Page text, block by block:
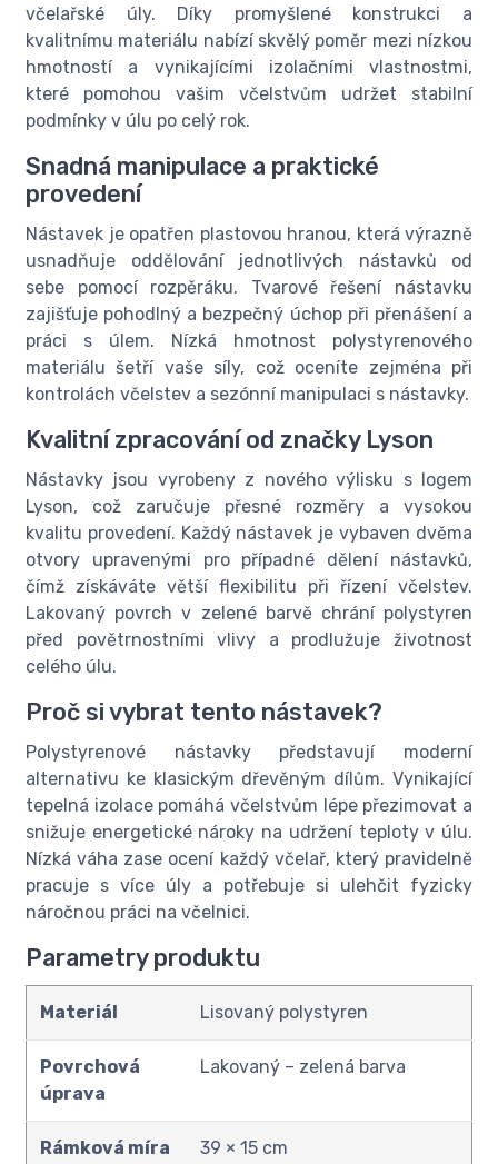
včelařské úly. Díky promyšlené konstrukci a
kvalitnímu materiálu nabízí skvělý poměr mezi nízkou
hmotností a vynikajícími izolačními vlastnostmi,
které pomohou vašim včelstvům udržet stabilní
podmínky v úlu po celý rok.
Snadná manipulace a praktické
provedení
Nástavek je opatřen plastovou hranou, která výrazně
usnadňuje oddělování jednotlivých nástavků od
sebe pomocí rozpěráku. Tvarové řešení nástavku
zajišťuje pohodlný a bezpečný úchop při přenášení a
práci s úlem. Nízká hmotnost polystyrenového
materiálu šetří vaše síly, což oceníte zejména při
kontrolách včelstev a sezónní manipulaci s nástavky.
Kvalitní zpracování od značky Lyson
Nástavky jsou vyrobeny z nového výlisku s logem
Lyson, což zaručuje přesné rozměry a vysokou
kvalitu provedení. Každý nástavek je vybaven dvěma
otvory upravenými pro případné dělení nástavků,
čímž získáváte větší flexibilitu při řízení včelstev.
Lakovaný povrch v zelené barvě chrání polystyren
před povětrnostními vlivy a prodlužuje životnost
celého úlu.
Proč si vybrat tento nástavek?
Polystyrenové nástavky představují moderní
alternativu ke klasickým dřevěným dílům. Vynikající
tepelná izolace pomáhá včelstvům lépe přezimovat a
snižuje energetické nároky na udržení teploty v úlu.
Nízká váha zase ocení každý včelař, který pravidelně
pracuje s více úly a potřebuje si ulehčit fyzicky
náročnou práci na včelnici.
Parametry produktu
Materiál Lisovaný polystyren
Povrchová
úprava
Lakovaný – zelená barva
Rámková míra 39 × 15 cm